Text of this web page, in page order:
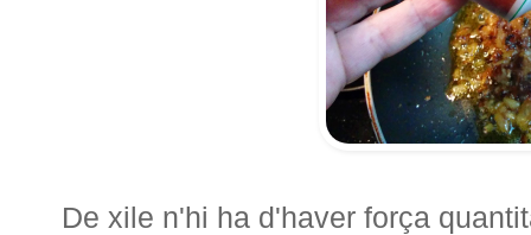
De xile n'hi ha d'haver força